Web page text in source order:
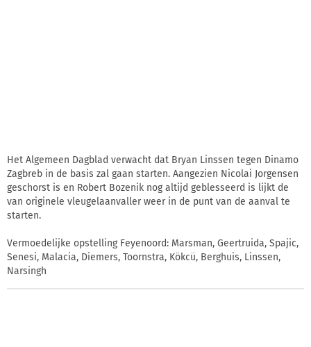
Het Algemeen Dagblad verwacht dat Bryan Linssen tegen Dinamo
Zagbreb in de basis zal gaan starten. Aangezien Nicolai Jorgensen
geschorst is en Robert Bozenik nog altijd geblesseerd is lijkt de
van originele vleugelaanvaller weer in de punt van de aanval te
starten.
Vermoedelijke opstelling Feyenoord: Marsman, Geertruida, Spajic,
Senesi, Malacia, Diemers, Toornstra, Kökcü, Berghuis, Linssen,
Narsingh